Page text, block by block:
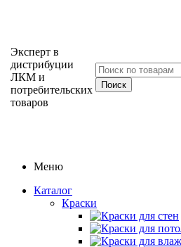
Эксперт в
дистрибуции
ЛКМ и
потребительских
товаров
Меню
Каталог
Краски